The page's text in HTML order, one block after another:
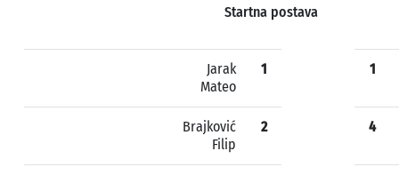
Startna postava
Jarak
Mateo
1
Brajković
Filip
2
1
4